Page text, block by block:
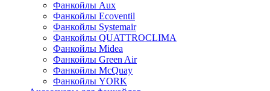
Фанкойлы Aux
Фанкойлы Ecoventil
Фанкойлы Systemair
Фанкойлы QUATTROCLIMA
Фанкойлы Midea
Фанкойлы Green Air
Фанкойлы McQuay
Фанкойлы YORK